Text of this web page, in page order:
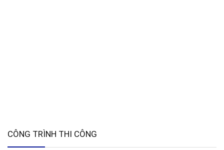
CÔNG TRÌNH THI CÔNG